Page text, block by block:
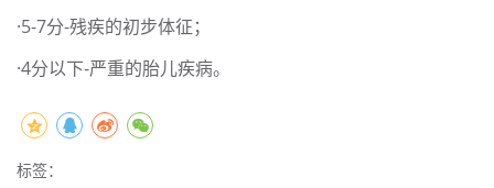
·5-7分-残疾的初步体征；
·4分以下-严重的胎儿疾病。
标签：